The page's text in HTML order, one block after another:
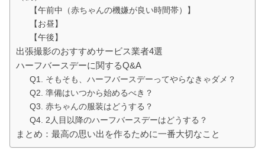
【午前中（赤ちゃんの機嫌が良い時間帯）】
【お昼】
【午後】
出張撮影のおすすめサービス業者4選
ハーフバースデーに関するQ&A
Q1. そもそも、ハーフバースデーってやらなきゃダメ？
Q2. 準備はいつから始めるべき？
Q3. 赤ちゃんの服装はどうする？
Q4. 2人目以降のハーフバースデーはどうする？
まとめ：最高の思い出を作るために一番大切なこと